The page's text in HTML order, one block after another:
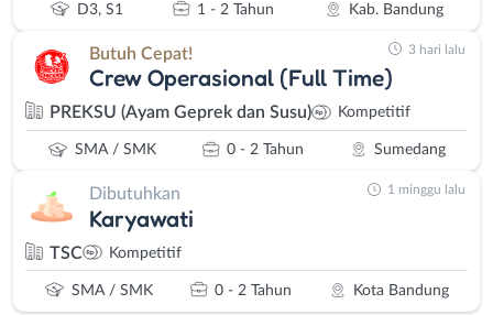
D3, S1 1 - 2 Tahun Kab. Bandung
Butuh Cepat!
Crew Operasional (Full Time)
PREKSU (Ayam Geprek dan Susu) Kompetitif
SMA / SMK 0 - 2 Tahun Sumedang
3 hari lalu
Dibutuhkan
Karyawati
TSC Kompetitif
SMA / SMK 0 - 2 Tahun Kota Bandung
1 minggu lalu